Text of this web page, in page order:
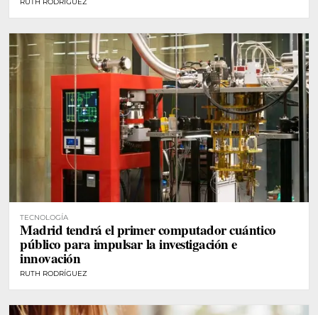
RUTH RODRÍGUEZ
TECNOLOGÍA
Madrid tendrá el primer computador cuántico
público para impulsar la investigación e
innovación
RUTH RODRÍGUEZ